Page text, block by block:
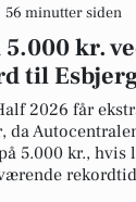
56 minutter siden
kr.
til
2026 får
da
5.000 kr., hvis